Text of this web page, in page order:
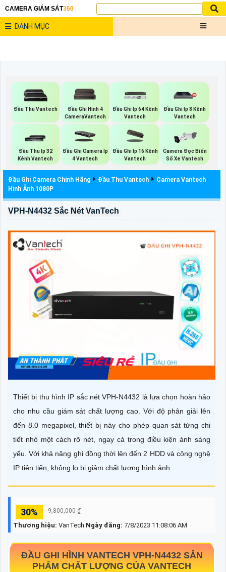
CAMERA GIÁM SÁT360
DANH MỤC
Đầu Thu Vantech
Đầu Ghi Hình 4
CameraVantech
Đầu Ghi Ip 64 Kênh
Vantech
Đầu Ghi Ip 8 Kênh
Vantech
Đầu Thu Ip 32
Kênh Vantech
Đầu Ghi Camera Ip
4 Vantech
Đầu Ghi Ip 16 Kênh
Vantech
Camera Đọc Biển
Số Xe Vantech
Đầu Ghi Camera Chính Hãng Đầu Thu Vantech
Camera Vantech
Hình Ảnh 1080P
VPH-N4432 Sắc Nét VanTech
Thiết bị thu hình IP sắc nét VPH-N4432 là lựa chọn hoàn hảo
cho nhu cầu giám sát chất lượng cao. Với độ phân giải lên
đến 8.0 megapixel, thiết bị này cho phép quan sát từng chi
tiết nhỏ một cách rõ nét, ngay cả trong điều kiện ánh sáng
yếu. Với khả năng ghi đồng thời lên đến 2 HDD và công nghệ
IP tiên tiến, không lo bị giảm chất lượng hình ảnh
30% 9,800,000 ₫
Thương hiệu: VanTech Ngày đăng: 7/8/2023 11:08:06 AM
ĐẦU GHI HÌNH VANTECH VPH-N4432 SẢN
PHẨM CHẤT LƯỢNG CỦA VANTECH